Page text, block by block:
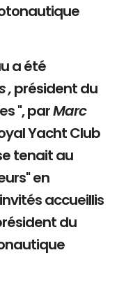
a été
,président du
", parMarc
Yacht Club
tenait au
en
accueillis
du